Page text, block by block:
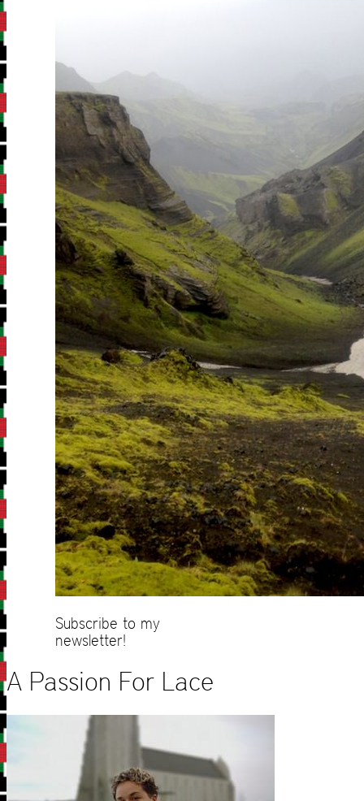
Subscribe to my
newsletter!
A Passion For Lace